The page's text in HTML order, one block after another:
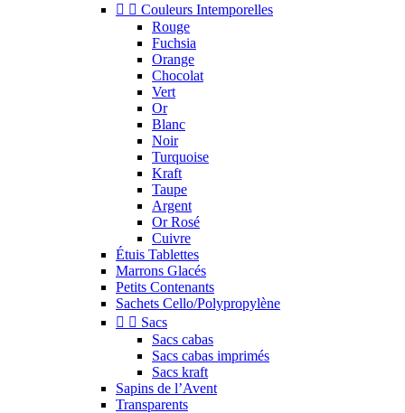
  Couleurs Intemporelles
Rouge
Fuchsia
Orange
Chocolat
Vert
Or
Blanc
Noir
Turquoise
Kraft
Taupe
Argent
Or Rosé
Cuivre
Étuis Tablettes
Marrons Glacés
Petits Contenants
Sachets Cello/Polypropylène
  Sacs
Sacs cabas
Sacs cabas imprimés
Sacs kraft
Sapins de l’Avent
Transparents